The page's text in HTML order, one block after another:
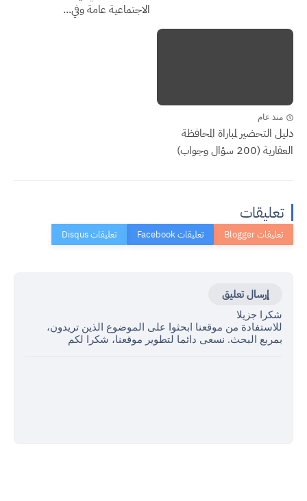
الاجتماعية عامة وفي...
منذ عام
دليل التحضير لمباراة المحافظة
العقارية (200 سؤال وجواب)
تعليقات
إرسال تعليق
شكرا جزيلا
للاستفادة من موقعنا ابحثوا على الموضوع الذين تريدون،
بمربع البحث. نسعى دائما لتطوير موقعنا، شكرا لكم